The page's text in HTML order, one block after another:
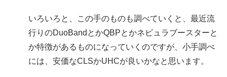
いろいろと、この手のものも調べていくと、最近流
行りのDuoBandとかQBPとかネビュラブースターと
か特徴があるものになっていくのですが、小手調べ
には、安価なCLSかUHCが良いかなと思います。